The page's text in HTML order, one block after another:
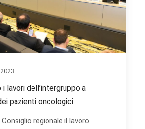
i lavori dell’intergruppo a
pazienti oncologici
Consiglio regionale il lavoro